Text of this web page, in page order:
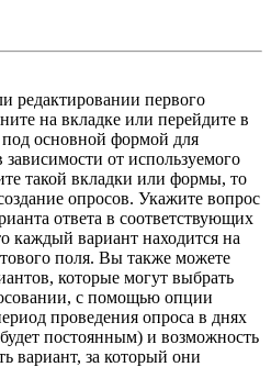
редактировании первого
на вкладке или перейдите в
под основной формой для
от используемого
такой вкладки или формы, то
опросов. Укажите вопрос
ответа в соответствующих
каждый вариант находится на
поля. Вы также можете
которые могут выбрать
с помощью опции
проведения опроса в днях
постоянным) и возможность
вариант, за который они